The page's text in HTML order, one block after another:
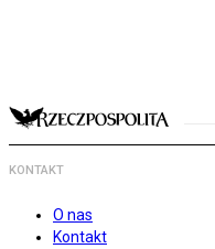
KONTAKT
O nas
Kontakt